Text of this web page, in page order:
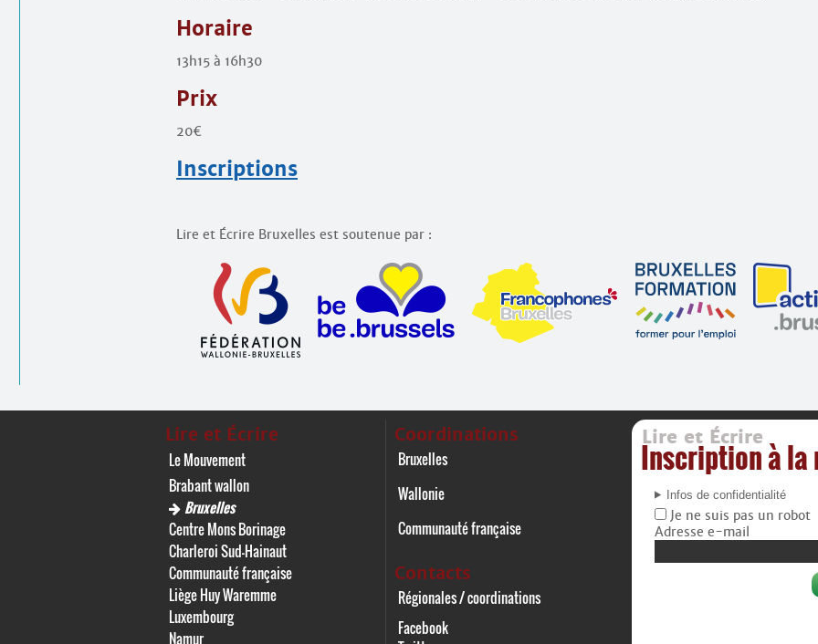
Horaire
13h15 à 16h30
Prix
20€
Inscriptions
Lire et Écrire Bruxelles est soutenue par :
Lire et Écrire
Le Mouvement
Brabant wallon
Bruxelles
Centre Mons Borinage
Charleroi Sud-Hainaut
Communauté française
Liège Huy Waremme
Luxembourg
Namur
Coordinations
Bruxelles
Wallonie
Communauté française
Contacts
Régionales / coordinations
Facebook
Lire et Écrire
Inscription à la
Infos de confidentialité
Je ne suis pas un robot
Adresse e-mail